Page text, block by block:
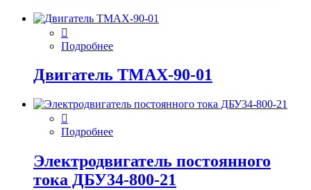
Подробнее
Двигатель ТМАХ-90-01
Подробнее
Электродвигатель постоянного
тока ДБУ34‑800‑21